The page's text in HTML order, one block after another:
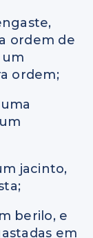
ordem de
um
ordem;
jacinto,
berilo, e
em